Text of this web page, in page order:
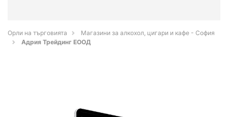
Орли на търговията
Магазини за алкохол, цигари и кафе - София
Адрия Трейдинг ЕООД